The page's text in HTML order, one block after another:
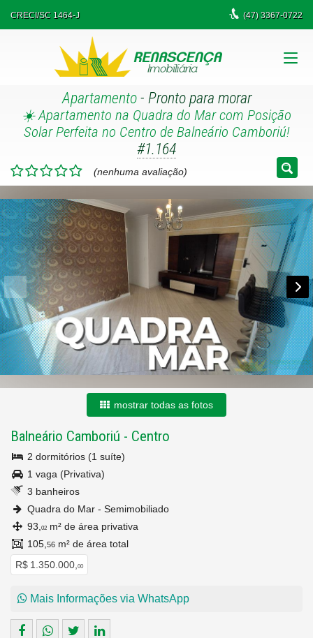
CRECI/SC 1464-J (47)3367-0722
Apartamento- Pronto para morar
☀️ Apartamento na Quadra do Mar com Posição
Solar Perfeita no Centro de Balneário Camboriú!
#1.164
(nenhuma avaliação)
mostrar todas as fotos
Balneário Camboriú - Centro
2 dormitórios (1 suíte)
1 vaga (Privativa)
3 banheiros
Quadra do Mar - Semimobiliado
93, 02 m² de área privativa
105, 56 m² de área total
R$ 1.350.000, 00
Mais Informações via WhatsApp